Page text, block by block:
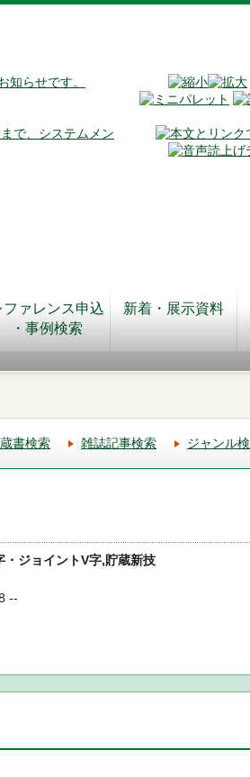
知らせです。
で、システムメン
ファレンス申込
・事例検索
新着・展示資料
蔵書検索 雑誌記事検索 ジャンル
ジョイントV字,貯蔵新技
--